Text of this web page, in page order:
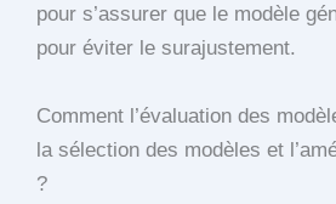
pour s’assurer que le modèle
pour éviter le surajustement.
Comment l’évaluation des
la sélection des modèles et
?